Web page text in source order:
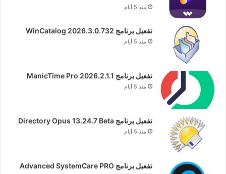
منذ 5 أيام
تفعيل برنامج WinCatalog 2026.3.0.732
منذ 5 أيام
تفعيل برنامج ManicTime Pro 2026.2.1.1
منذ 5 أيام
تفعيل برنامج Directory Opus 13.24.7 Beta
منذ 5 أيام
تفعيل برنامج Advanced SystemCare PRO